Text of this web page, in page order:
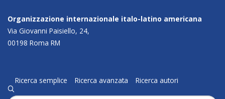
Organizzazione internazionale italo-latino americana
Via Giovanni Paisiello, 24,
00198 Roma RM
Ricerca semplice Ricerca avanzata Ricerca autori
q